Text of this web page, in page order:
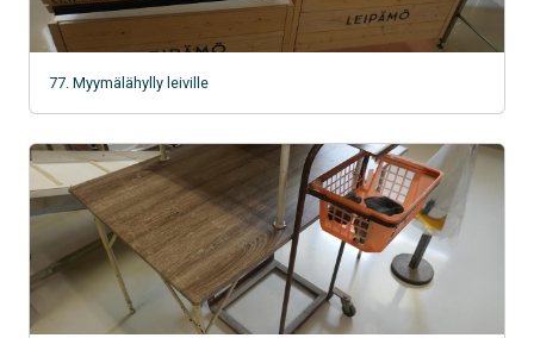
77. Myymälähylly leiville